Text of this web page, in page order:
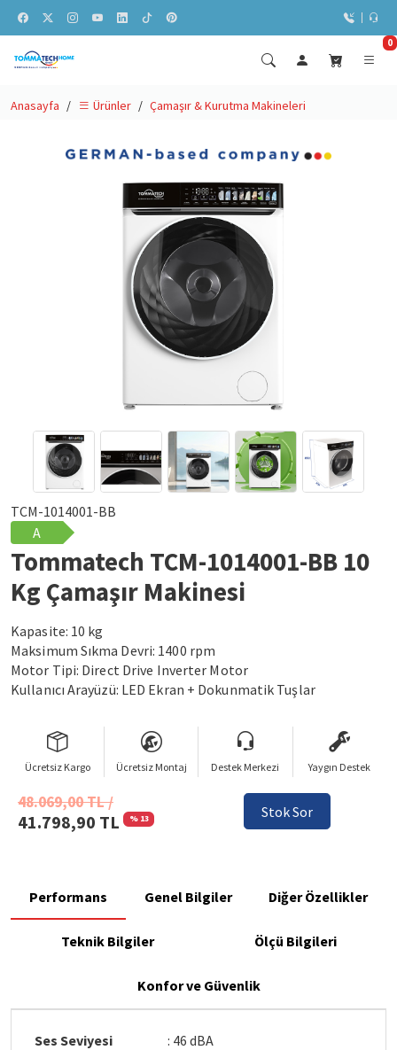
0
Anasayfa Ürünler Çamaşır & Kurutma Makineleri
TCM-1014001-BB
A
Tommatech TCM-1014001-BB 10
Kg Çamaşır Makinesi
Kapasite: 10 kg
Maksimum Sıkma Devri: 1400 rpm
Motor Tipi: Direct Drive Inverter Motor
Kullanıcı Arayüzü: LED Ekran + Dokunmatik Tuşlar
Ücretsiz Kargo Ücretsiz Montaj Destek Merkezi Yaygın Destek
48.069,00 TL /
41.798,90 TL % 13 Stok Sor
Performans Genel Bilgiler Diğer Özellikler
Teknik Bilgiler Ölçü Bilgileri
Konfor ve Güvenlik
Ses Seviyesi
: 46 dBA